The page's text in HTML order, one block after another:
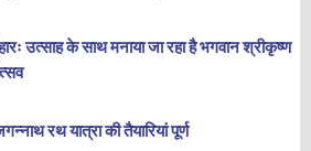
उत्साह के साथ मनाया जा रहा है भगवान श्रीकृष्ण
रथ यात्रा की तैयारियां पूर्ण